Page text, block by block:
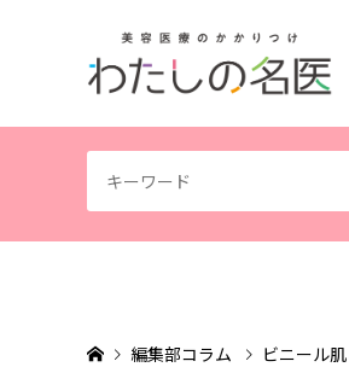
編集部コラム ビニール